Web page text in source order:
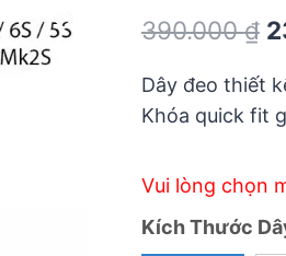
out
390.000₫
Dây đeo thiết
Khóa quick fit
Vui lòng chọn
Kích Thước